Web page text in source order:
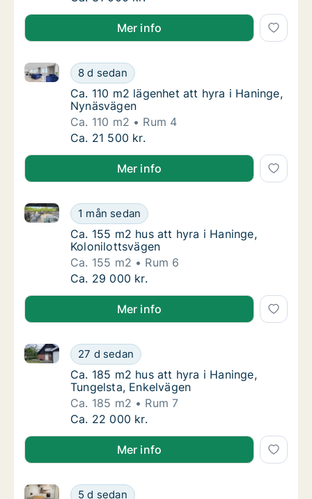
Mer info
Ca. 110 m2 lägenhet att hyra i Haninge,
8 d sedan
Ca. 110 m2 lägenhet att hyra i Haninge, Nynäsvägen
Ca. 110 m2 lägenhet att hyra i Haninge,
Ca. 110 m2 lägenhet att hyra i Haninge,
Nynäsvägen
Ca. 110 m2
Rum 4
Ca. 110 m2 lägenhet att hyra i Haninge,
Ca. 21 500 kr.
Mer info
Ca. 155 m2 hus att hyra i Haninge,
1 mån sedan
Ca. 155 m2 hus att hyra i Haninge, Kolonilottsvägen
Ca. 155 m2 hus att hyra i Haninge,
Ca. 155 m2 hus att hyra i Haninge,
Kolonilottsvägen
Ca. 155 m2
Rum 6
Ca. 155 m2 hus att hyra i Haninge,
Ca. 29 000 kr.
Mer info
Ca. 185 m2 hus att hyra i Haninge,
27 d sedan
Ca. 185 m2 hus att hyra i Haninge, Tungelsta,
Ca. 185 m2 hus att hyra i Haninge,
Ca. 185 m2 hus att hyra i Haninge,
Tungelsta, Enkelvägen
Ca. 185 m2
Rum 7
Ca. 185 m2 hus att hyra i Haninge,
Ca. 22 000 kr.
Mer info
Ca. 50 m2 lägenhet att hyra i Haninge,
5 d sedan
Ca. 50 m2 lägenhet att hyra i Haninge,